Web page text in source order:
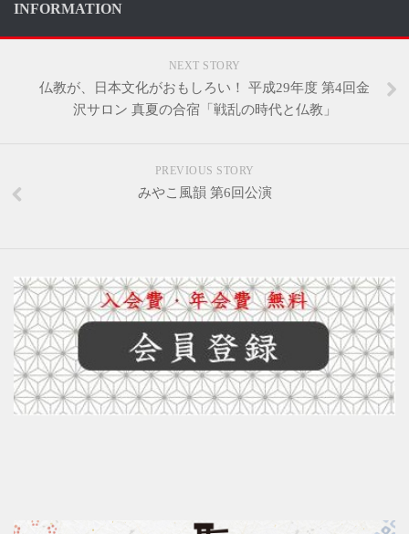
INFORMATION
NEXT STORY
仏教が、日本文化がおもしろい！ 平成29年度 第4回金
沢サロン 真夏の合宿「戦乱の時代と仏教」
PREVIOUS STORY
みやこ風韻 第6回公演